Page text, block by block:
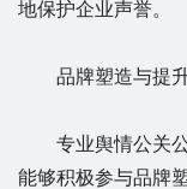
地保护企业声誉。
品牌塑造与提升
专业舆情公关公
能够积极参与品牌